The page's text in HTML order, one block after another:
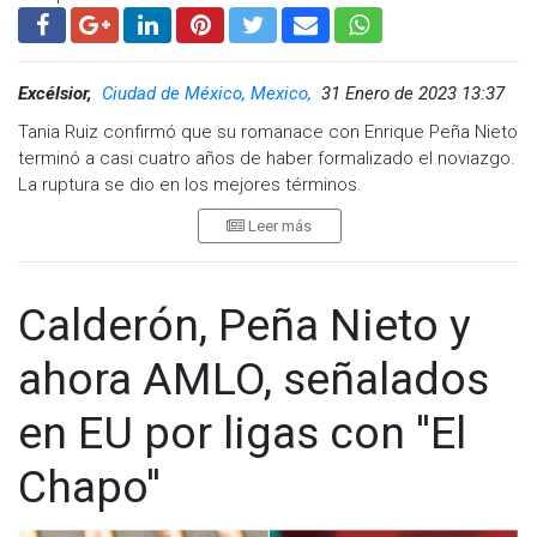
Excélsior, Ciudad de México, Mexico, 31 Enero de 2023 13:37
Tania Ruiz confirmó que su romanace con Enrique Peña Nieto
terminó a casi cuatro años de haber formalizado el noviazgo.
La ruptura se dio en los mejores términos.
La modelo de 35 años originaria de San Luis Potosí aseguró a
un aspecto negativo.
"Enrique y yo ya no estamos juntos, pero seguimos
queriéndonos mucho. Entre nosotros hay mucho amor, pero
los proyectos de vida cambian".
Ambos vivían en España, por lo que tras la separación ella
tomó la decisión de quedarse en Madrid debido a sus
proyectos personales y a que la vida de su hija se encuentra
ahí.
Leer más
Calderón, Peña Nieto y
ahora AMLO, señalados
en EU por ligas con ''El
Chapo''